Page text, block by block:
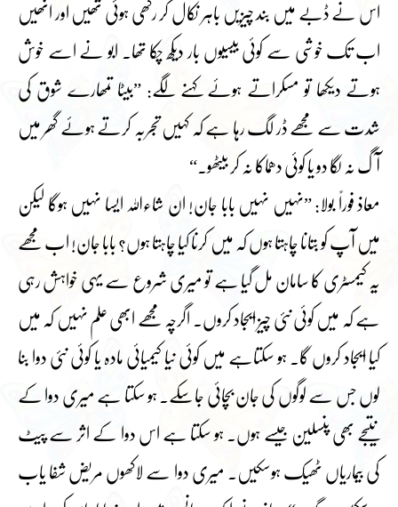
اس نے ڈبے میں بند چیزیں باہر نکال کر رکھی ہوئی تھیں اور انھیں
اب تک خوشی سے کوئی بیسیوں بار دیکھ چکا تھا۔ ابو نے اسے خوش
ہوتے دیکھا تو مسکراتے ہوئے کہنے لگے: ”بیٹا تمھارے شوق کی
شدت سے مجھے ڈر لگ رہا ہے کہ کہیں تجربہ کرتے ہوئے گھر میں
آگ نہ لگا دو یا کوئی دھماکا نہ کر بیٹھو۔“
معاذ فوراً بولا: ”نہیں نہیں بابا جان! ان شاءاللہ ایسا نہیں ہوگا لیکن
میں آپ کو بتانا چاہتا ہوں کہ میں کرنا کیا چاہتا ہوں؟ بابا جان! اب مجھے
یہ کیمسٹری کا سامان مل گیا ہے تو میری شروع سے یہی خواہش رہی
ہے کہ میں کوئی نئی چیز ایجاد کروں۔ اگرچہ مجھے ابھی علم نہیں کہ میں
کیا ایجاد کروں گا۔ ہو سکتاہے میں کوئی نیا کیمیائی مادہ یا کوئی نئی دوا بنا
لوں جس سے لوگوں کی جان بچائی جاسکے۔ ہو سکتا ہے میری دوا کے
نتیجے بھی پنسلین جیسے ہوں۔ ہو سکتا ہے اس دوا کے اثر سے پیٹ
کی بیماریاں ٹھیک ہوسکیں۔ میری دوا سے لاکھوں مریض شفا یاب